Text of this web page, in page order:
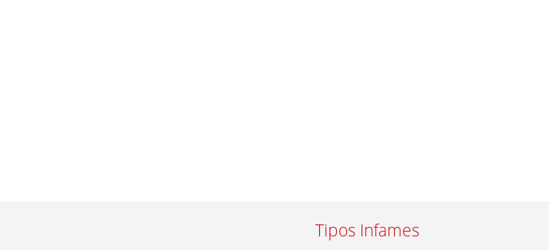
Tipos Infames